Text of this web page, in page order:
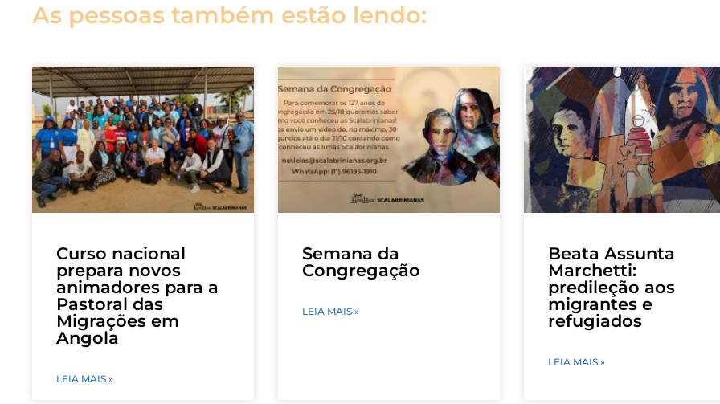
As pessoas também estão lendo:
Curso nacional
prepara novos
animadores para a
Pastoral das
Migrações em
Angola
LEIA MAIS »
Semana da
Congregação
LEIA MAIS »
Beata Assunta
Marchetti:
predileção aos
migrantes e
refugiados
LEIA MAIS »